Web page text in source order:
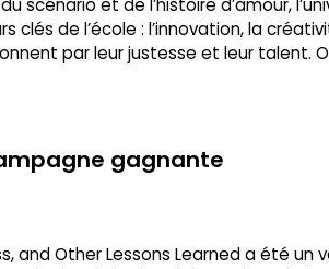
scénario et de l’histoire d’amour,
clés de l’école : l’innovation, la
par leur justesse et leur talent.
gagnante
and Other Lessons Learned a été